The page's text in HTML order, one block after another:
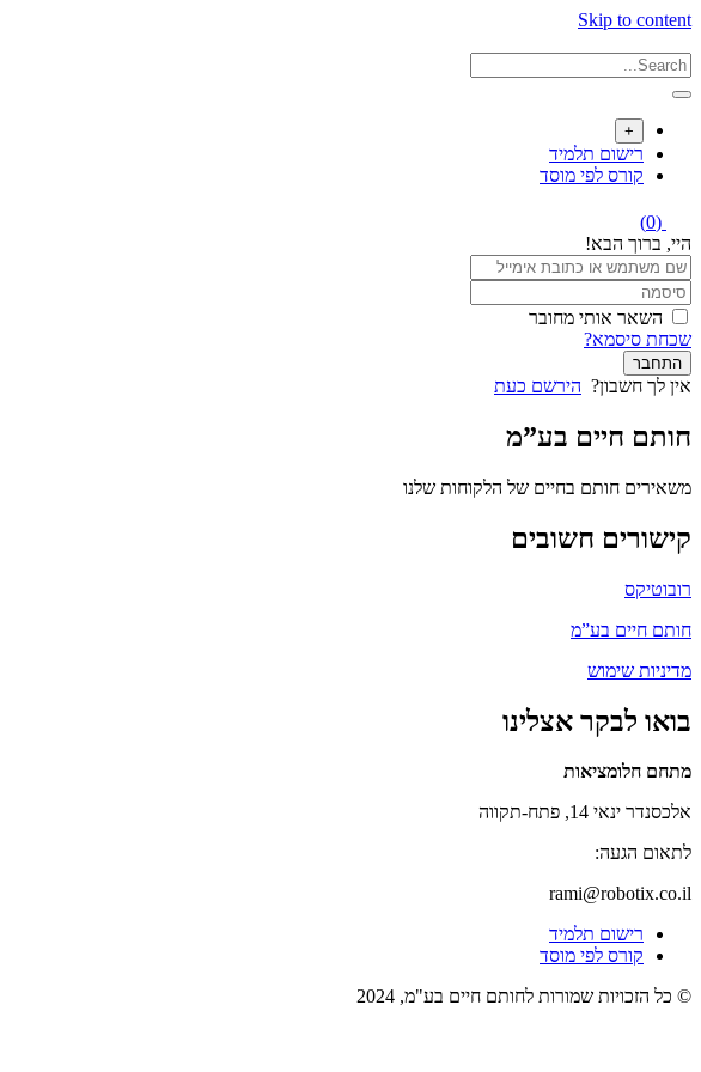
Skip to content
+
רישום תלמיד
קורס לפי מוסד
(0)
היי, ברוך הבא!
השאר אותי מחובר
שכחת סיסמא?
התחבר
אין לך חשבון? הירשם כעת
חותם חיים בע”מ
משאירים חותם בחיים של הלקוחות שלנו
קישורים חשובים
רובוטיקס
חותם חיים בע”מ
מדיניות שימוש
בואו לבקר אצלינו
מתחם חלומציאות
אלכסנדר ינאי 14, פתח-תקווה
לתאום הגעה:
rami@robotix.co.il
רישום תלמיד
קורס לפי מוסד
© כל הזכויות שמורות לחותם חיים בע"מ, 2024